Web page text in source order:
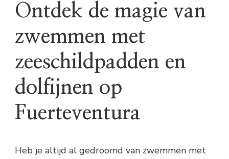
Ontdek de magie van
zwemmen met
zeeschildpadden en
dolfijnen op
Fuerteventura
Heb je altijd al gedroomd van zwemmen met